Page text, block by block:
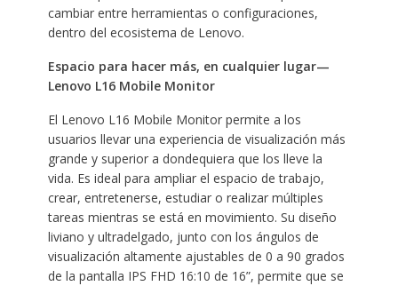
cambiar entre herramientas o configuraciones,
dentro del ecosistema de Lenovo.
Espacio para hacer más, en cualquier lugar—
Lenovo L16 Mobile Monitor
El Lenovo L16 Mobile Monitor permite a los
usuarios llevar una experiencia de visualización más
grande y superior a dondequiera que los lleve la
vida. Es ideal para ampliar el espacio de trabajo,
crear, entretenerse, estudiar o realizar múltiples
tareas mientras se está en movimiento. Su diseño
liviano y ultradelgado, junto con los ángulos de
visualización altamente ajustables de 0 a 90 grados
de la pantalla IPS FHD 16:10 de 16”, permite que se